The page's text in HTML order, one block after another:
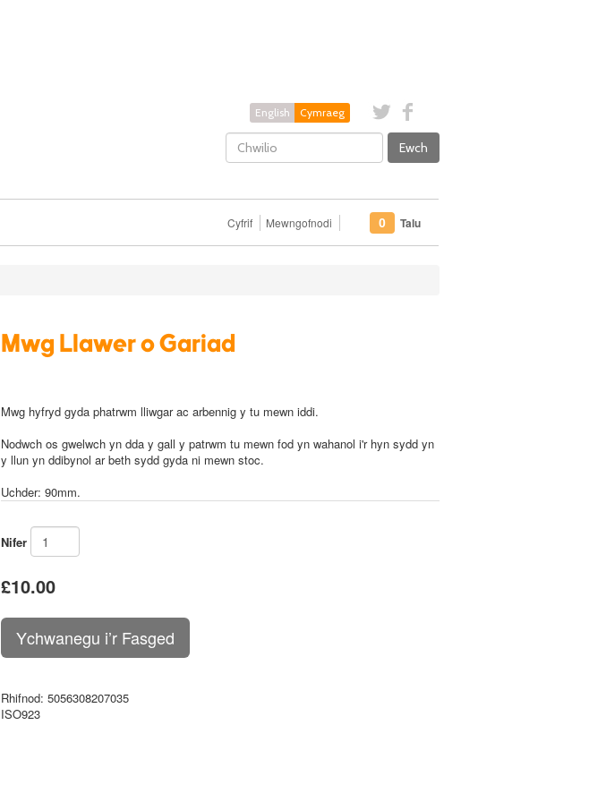
English Cymraeg
Ewch
Cyfrif Mewngofnodi 0 Talu
Mwg Llawer o Gariad
Mwg hyfryd gyda phatrwm lliwgar ac arbennig y tu mewn iddi.
Nodwch os gwelwch yn dda y gall y patrwm tu mewn fod yn wahanol i'r hyn sydd yn
y llun yn ddibynol ar beth sydd gyda ni mewn stoc.
Uchder: 90mm.
Nifer
£10.00
Rhifnod: 5056308207035
ISO923